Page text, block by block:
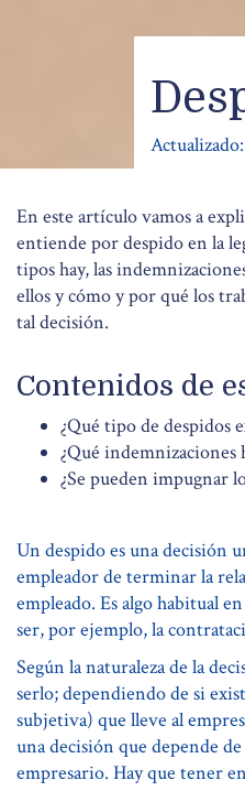
Actualizado:
En este artículo vamos a
entiende por despido en la
tipos hay, las
ellos y cómo y por qué los
tal decisión.
Contenidos de
¿Qué tipo de despidos
¿Qué indemnizaciones
¿Se pueden impugnar
Un despido es una decisión
empleador de terminar la
empleado. Es algo habitual
ser, por ejemplo, la
Según la naturaleza de la
serlo; dependiendo de si
subjetiva) que lleve al
una decisión que depende
empresario. Hay que tener